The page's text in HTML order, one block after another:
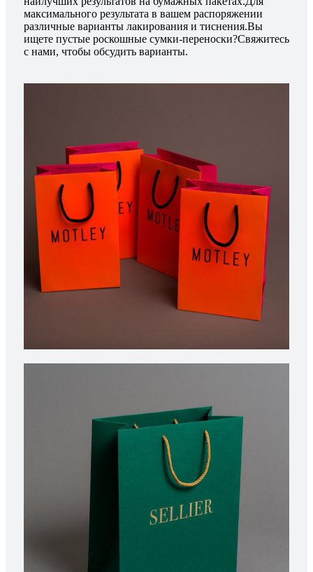
максимального результата в вашем распоряжении
различные варианты лакирования и тиснения.Вы
ищете пустые роскошные сумки-переноски?Свяжитесь
с нами, чтобы обсудить варианты.